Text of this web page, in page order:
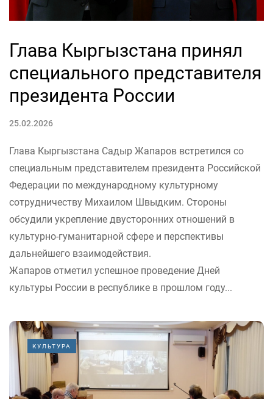
Глава Кыргызстана принял
специального представителя
президента России
25.02.2026
Глава Кыргызстана Садыр Жапаров встретился со
специальным представителем президента Российской
Федерации по международному культурному
сотрудничеству Михаилом Швыдким. Стороны
обсудили укрепление двусторонних отношений в
культурно-гуманитарной сфере и перспективы
дальнейшего взаимодействия.
Жапаров отметил успешное проведение Дней
культуры России в республике в прошлом году...
КУЛЬТУРА